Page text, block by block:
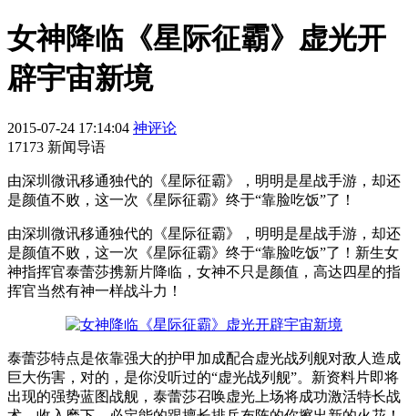
女神降临《星际征霸》虚光开
辟宇宙新境
2015-07-24 17:14:04 神评论
17173 新闻导语
​由深圳微讯移通独代的《星际征霸》，明明是星战手游，却还
是颜值不败，这一次《星际征霸》终于“靠脸吃饭”了！
由深圳微讯移通独代的《星际征霸》，明明是星战手游，却还
是颜值不败，这一次《星际征霸》终于“靠脸吃饭”了！新生女
神指挥官泰蕾莎携新片降临，女神不只是颜值，高达四星的指
挥官当然有神一样战斗力！
泰蕾莎特点是依靠强大的护甲加成配合虚光战列舰对敌人造成
巨大伤害，对的，是你没听过的“虚光战列舰”。新资料片即将
出现的强势蓝图战舰，泰蕾莎召唤虚光上场将成功激活特长战